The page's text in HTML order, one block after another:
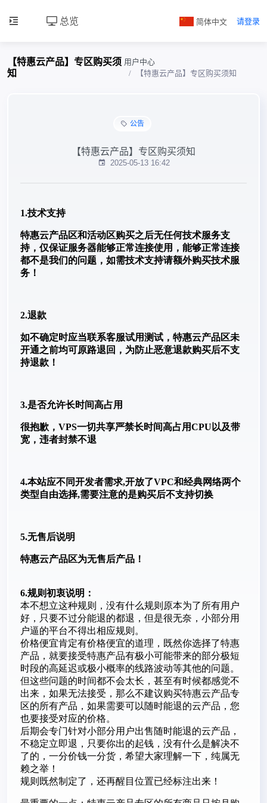
总览 简体中文 请登录
【特惠云产品】专区购买须
知
用户中心
【特惠云产品】专区购买须知
公告
【特惠云产品】专区购买须知
2025-05-13 16:42